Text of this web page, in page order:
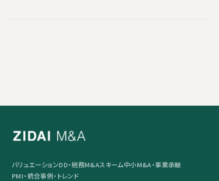
バリュエーションDD・税務M&Aスキーム中小M&A・事業承継
PMI・統合事例・トレンド